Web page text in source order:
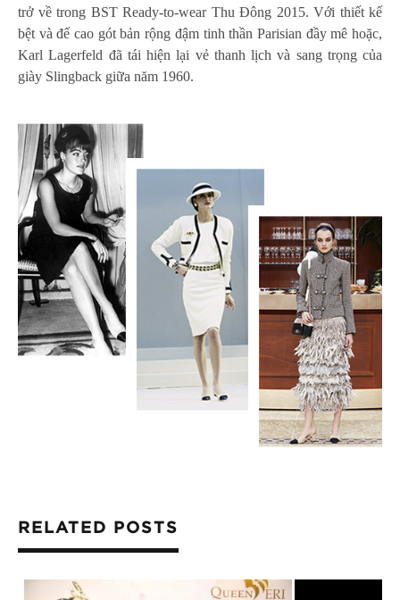
trở về trong BST Ready-to-wear Thu Đông 2015. Với thiết kế
bệt và đế cao gót bản rộng đậm tinh thần Parisian đầy mê hoặc,
Karl Lagerfeld đã tái hiện lại vẻ thanh lịch và sang trọng của
giày Slingback giữa năm 1960.
RELATED POSTS